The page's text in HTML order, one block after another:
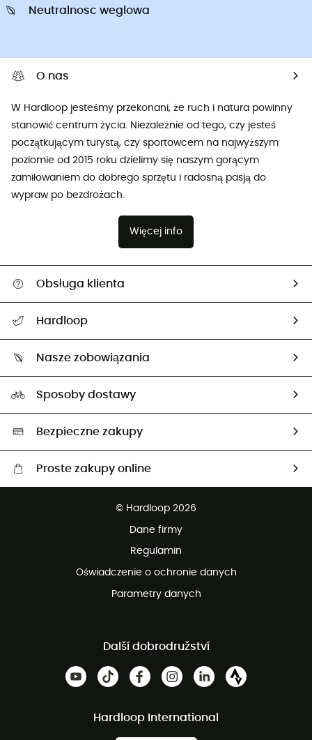
Neutralnosc weglowa
O nas
W Hardloop jesteśmy przekonani, że ruch i natura powinny
stanowić centrum życia. Niezależnie od tego, czy jesteś
początkującym turystą, czy sportowcem na najwyższym
poziomie od 2015 roku dzielimy się naszym gorącym
zamiłowaniem do dobrego sprzętu i radosną pasją do
wypraw po bezdrożach.
Więcej info
Obsługa klienta
Śledzenie przesyłki
Zwrot artykułów i zwrot środków
Hardloop
Nasze zobowiązania
Neutralność węglowa
Wybrane produkty eko
Sposoby dostawy
Bezpieczne zakupy
Proste zakupy online
© Hardloop 2026
Dane firmy
Regulamin
Oświadczenie o ochronie danych
Parametry danych
Další dobrodružství
Hardloop International